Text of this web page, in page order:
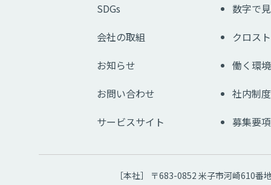
SDGs
会社の取組
お知らせ
お問い合わせ
サービスサイト
数字で
クロス
働く環境
社内制度
募集要項
［本社］ 〒683-0852 米子市河崎610番